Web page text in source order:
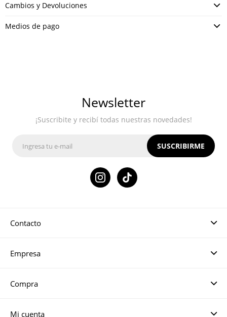
Cambios y Devoluciones
Medios de pago
Contacto
Empresa
Compra
Mi cuenta
Newsletter
¡Suscribite y recibí todas nuestras novedades!
SUSCRIBIRME
